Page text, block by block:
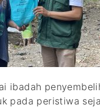
ibadah
pada peristiwa